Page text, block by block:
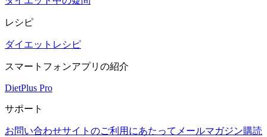
レシピ
ダイエットレシピ
スマートフォンアプリの紹介
DietPlus Pro
サポート
お問い合わせサイトのご利用にあたって メールマガジン購読